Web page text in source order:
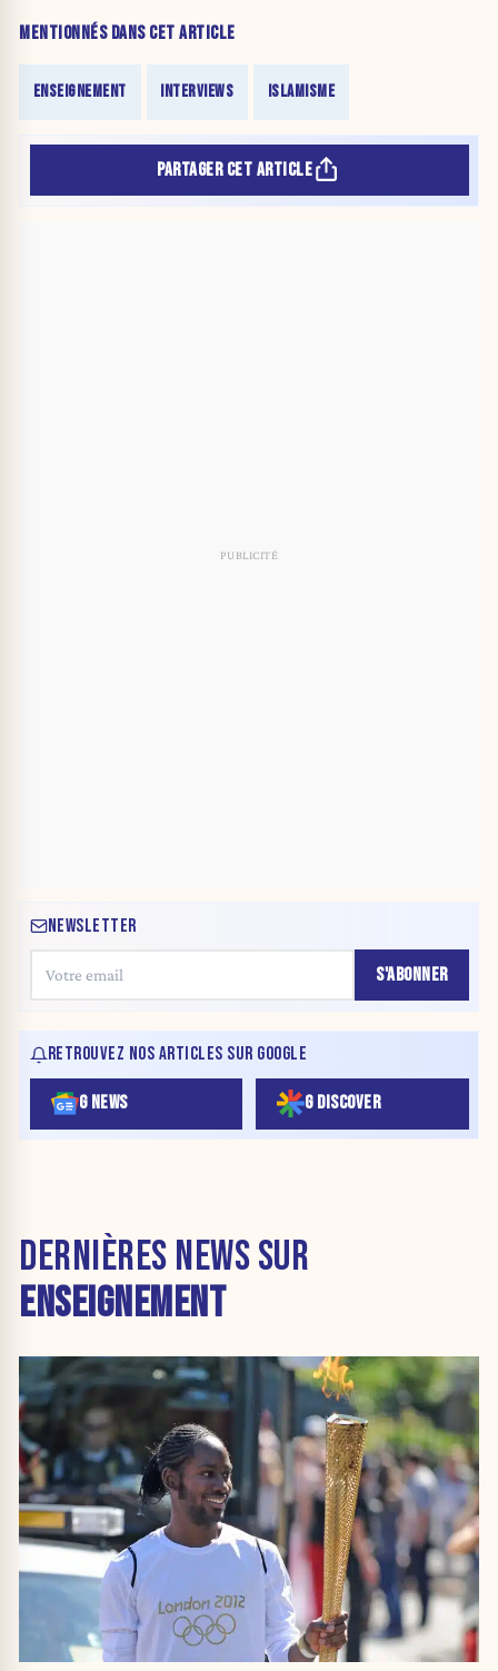
MENTIONNÉS DANS CET ARTICLE
ENSEIGNEMENT INTERVIEWS ISLAMISME
PARTAGER CET ARTICLE
NEWSLETTER
S'ABONNER
RETROUVEZ NOS ARTICLES SUR GOOGLE
G NEWS G DISCOVER
DERNIÈRES NEWS SUR
ENSEIGNEMENT